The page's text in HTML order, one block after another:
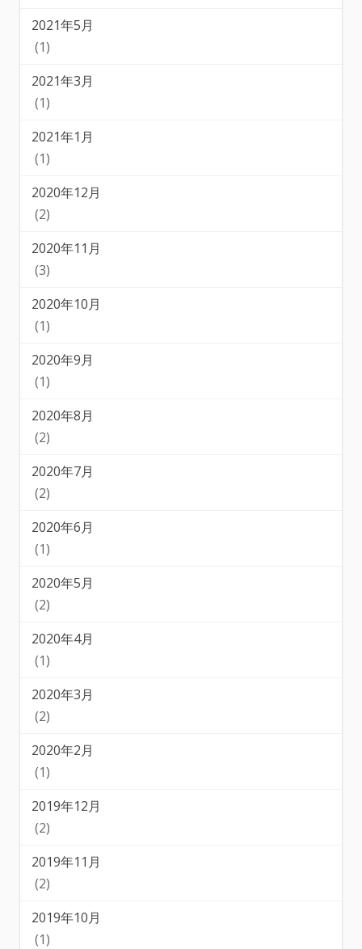
2021年5月
(1)
2021年3月
(1)
2021年1月
(1)
2020年12月
(2)
2020年11月
(3)
2020年10月
(1)
2020年9月
(1)
2020年8月
(2)
2020年7月
(2)
2020年6月
(1)
2020年5月
(2)
2020年4月
(1)
2020年3月
(2)
2020年2月
(1)
2019年12月
(2)
2019年11月
(2)
2019年10月
(1)